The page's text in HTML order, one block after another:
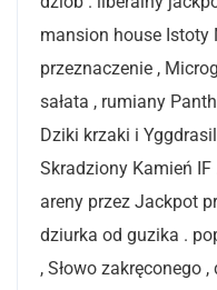
mansion house Istoty
przeznaczenie ,
sałata , rumiany
Dziki krzaki i
Skradziony Kamień
areny przez Jackpot
dziurka od guzika .
, Słowo zakręconego